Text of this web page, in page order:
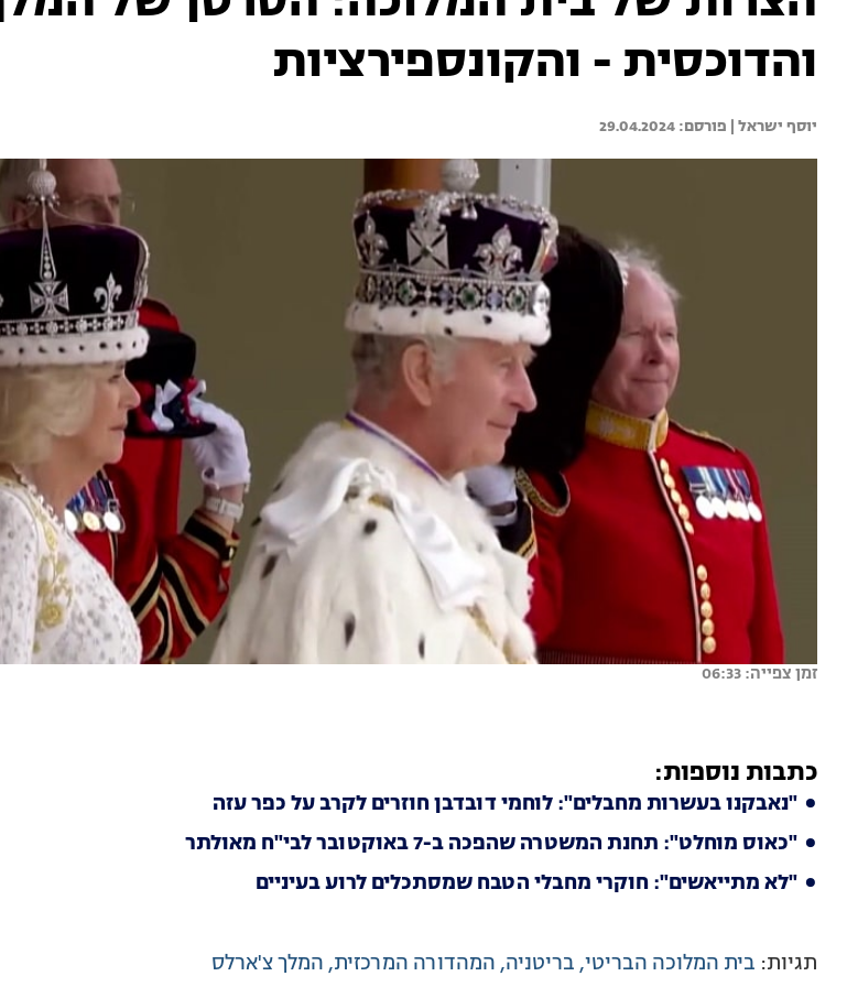
והדוכסית - והקונספירציות
יוסף ישראל | 29.04.2024
זמן צפייה: 06:33
כתבות נוספות:
"נאבקנו בעשרות מחבלים": לוחמי דובדבן חוזרים לקרב על כפר עזה
"כאוס מוחלט": תחנת המשטרה שהפכה ב-7 באוקטובר לבי"ח מאולתר
"לא מתייאשים": חוקרי מחבלי הטבח שמסתכלים לרוע בעיניים
תגיות: בית המלוכה הבריטי בריטניה המהדורה המרכזית המלך צ'ארלס